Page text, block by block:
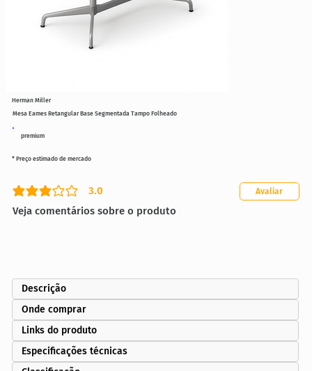
premium
Mesa Eames Retangular Base Segmentada Tampo Folheado
3.0
classificação média é 3 de 5
Veja comentários sobre o produto
Avaliar
* Preço estimado de mercado
Herman Miller
Descrição
Onde comprar
Links do produto
Especificações técnicas